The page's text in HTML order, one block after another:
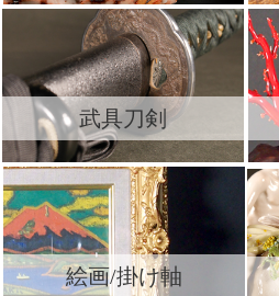
武具刀剣
絵画/掛け軸